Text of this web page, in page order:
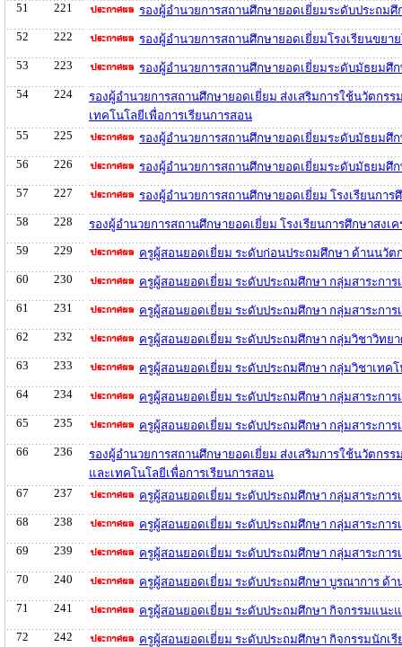
51
221
รองผู้อำนวยการสถานศึกษายอดเยี่ยมระดับประถม
52
222
รองผู้อำนวยการสถานศึกษายอดเยี่ยมโรงเรียนขย
53
223
รองผู้อำนวยการสถานศึกษายอดเยี่ยมระดับมัธยมศึ
54
224
รองผู้อำนวยการสถานศึกษายอดเยี่ยม ส่งเสริมการใช้นวัตกร
เทคโนโลยีเพื่อการเรียนการสอน
55
225
รองผู้อำนวยการสถานศึกษายอดเยี่ยมระดับมัธยมศึ
56
226
รองผู้อำนวยการสถานศึกษายอดเยี่ยมระดับมัธยมศึ
57
227
รองผู้อำนวยการสถานศึกษายอดเยี่ยม โรงเรียนกา
58
228
รองผู้อำนวยการสถานศึกษายอดเยี่ยม โรงเรียนการศึกษาสง
59
229
ครูผู้สอนยอดเยี่ยม ระดับก่อนประถมศึกษา ด้านนวัต
60
230
ครูผู้สอนยอดเยี่ยม ระดับประถมศึกษา กลุ่มสาระกา
61
231
ครูผู้สอนยอดเยี่ยม ระดับประถมศึกษา กลุ่มสาระกา
62
232
ครูผู้สอนยอดเยี่ยม ระดับประถมศึกษา กลุ่มวิชาวิทย
63
233
ครูผู้สอนยอดเยี่ยม ระดับประถมศึกษา กลุ่มวิชาเทค
64
234
ครูผู้สอนยอดเยี่ยม ระดับประถมศึกษา กลุ่มสาระกา
65
235
ครูผู้สอนยอดเยี่ยม ระดับประถมศึกษา กลุ่มสาระกา
66
236
รองผู้อำนวยการสถานศึกษายอดเยี่ยม ส่งเสริมการใช้นวัตกร
และเทคโนโลยีเพื่อการเรียนการสอน
67
237
ครูผู้สอนยอดเยี่ยม ระดับประถมศึกษา กลุ่มสาระกา
68
238
ครูผู้สอนยอดเยี่ยม ระดับประถมศึกษา กลุ่มสาระกา
69
239
ครูผู้สอนยอดเยี่ยม ระดับประถมศึกษา กลุ่มสาระกา
70
240
ครูผู้สอนยอดเยี่ยม ระดับประถมศึกษา บูรณาการ ด้
71
241
ครูผู้สอนยอดเยี่ยม ระดับประถมศึกษา กิจกรรมแนะ
72
242
ครูผู้สอนยอดเยี่ยม ระดับประถมศึกษา กิจกรรมนักเ